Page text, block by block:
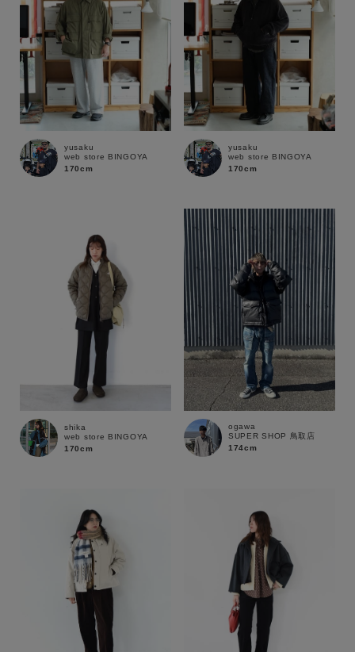
カテゴリ
サイズ
ブランド
yusaku
web store BINGOYA
170cm
yusaku
web store BINGOYA
170cm
shika
web store BINGOYA
170cm
ogawa
SUPER SHOP 鳥取店
174cm